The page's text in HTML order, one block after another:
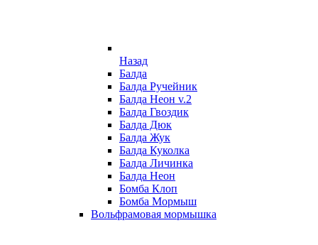
Назад
Балда
Балда Ручейник
Балда Неон v.2
Балда Гвоздик
Балда Дюк
Балда Жук
Балда Куколка
Балда Личинка
Балда Неон
Бомба Клоп
Бомба Мормыш
Вольфрамовая мормышка